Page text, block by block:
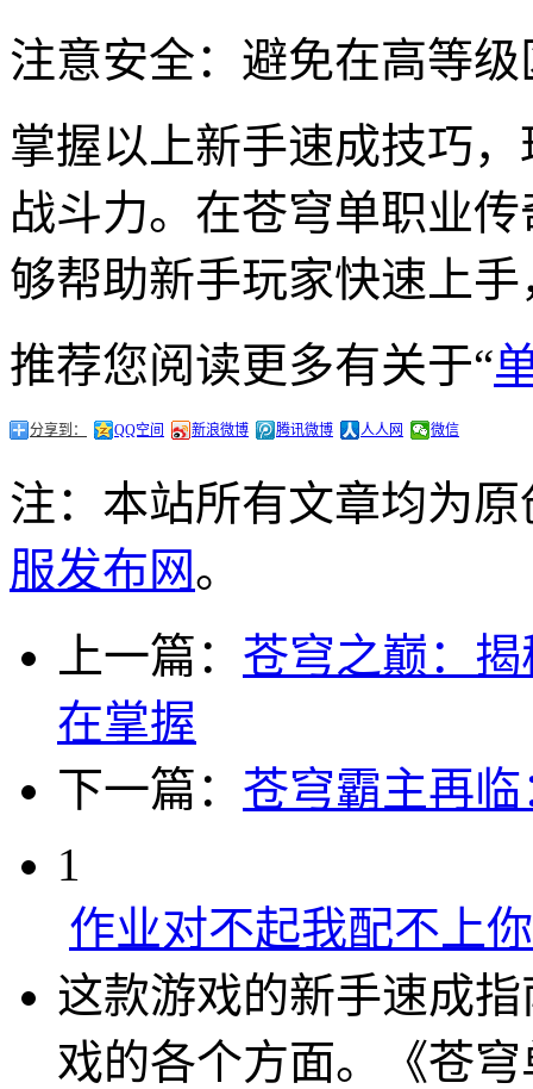
注意安全：避免在高等
掌握以上新手速成技巧
战斗力。在苍穹单职业
够帮助新手玩家快速上
推荐您阅读更多有关于“
分享到： QQ空间 新浪微博 腾讯微博 人人网 微信
注：本站所有文章均为
服发布网。
上一篇： 苍穹之巅：
在掌握
下一篇： 苍穹霸主再
1
作业对不起我配不上你
这款游戏的新手速成
戏的各个方面。《苍